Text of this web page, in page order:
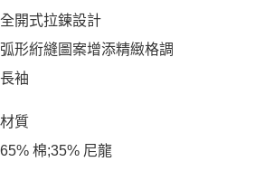
全開式拉鍊設計
弧形絎縫圖案增添精緻格調
長袖
材質
65% 棉;35% 尼龍